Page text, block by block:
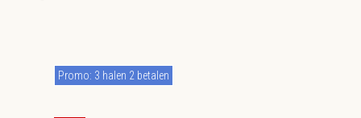
Promo: 3 halen 2 betalen